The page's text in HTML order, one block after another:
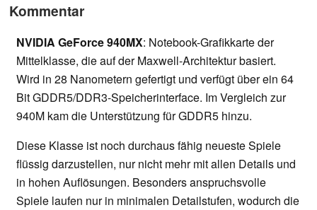
Kommentar
NVIDIA GeForce 940MX: Notebook-Grafikkarte der
Mittelklasse, die auf der Maxwell-Architektur basiert.
Wird in 28 Nanometern gefertigt und verfügt über ein 64
Bit GDDR5/DDR3-Speicherinterface. Im Vergleich zur
940M kam die Unterstützung für GDDR5 hinzu.
Diese Klasse ist noch durchaus fähig neueste Spiele
flüssig darzustellen, nur nicht mehr mit allen Details und
in hohen Auflösungen. Besonders anspruchsvolle
Spiele laufen nur in minimalen Detailstufen, wodurch die